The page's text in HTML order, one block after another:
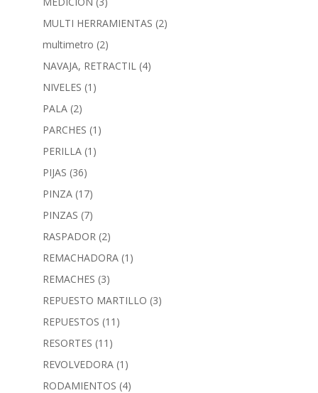
MULTI HERRAMIENTAS (2)
multimetro (2)
NAVAJA, RETRACTIL (4)
NIVELES (1)
PALA (2)
PARCHES (1)
PERILLA (1)
PIJAS (36)
PINZA (17)
PINZAS (7)
RASPADOR (2)
REMACHADORA (1)
REMACHES (3)
REPUESTO MARTILLO (3)
REPUESTOS (11)
RESORTES (11)
REVOLVEDORA (1)
RODAMIENTOS (4)